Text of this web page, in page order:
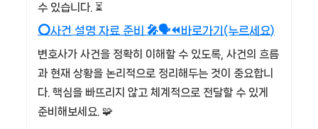
수 있습니다. ⏳
⭕사건 설명 자료 준비 🎤🗣️⏪바로가기(누르세요)
변호사가 사건을 정확히 이해할 수 있도록, 사건의 흐름
과 현재 상황을 논리적으로 정리해두는 것이 중요합니
다. 핵심을 빠뜨리지 않고 체계적으로 전달할 수 있게
준비해보세요. 🧩